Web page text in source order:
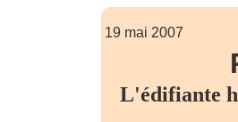
19 mai 2007
L'édifiante